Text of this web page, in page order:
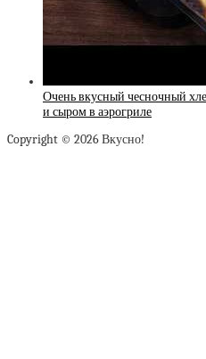
Очень вкусный чесночный
и сыром в аэрогриле
Copyright © 2026 Вкусно!